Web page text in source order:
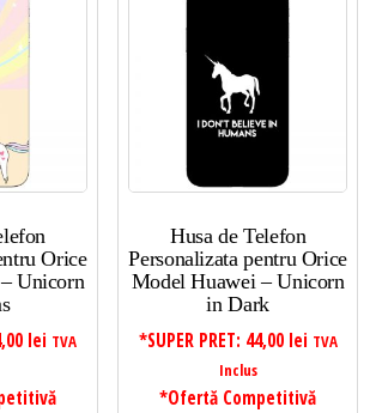
Orice
Unicorn
lei TVA
Husa de Telefon
Personalizata pentru Orice
Model Huawei – Unicorn
in Dark
*SUPER PRET: 44,00 lei TVA
Inclus
*Ofertă Competitivă